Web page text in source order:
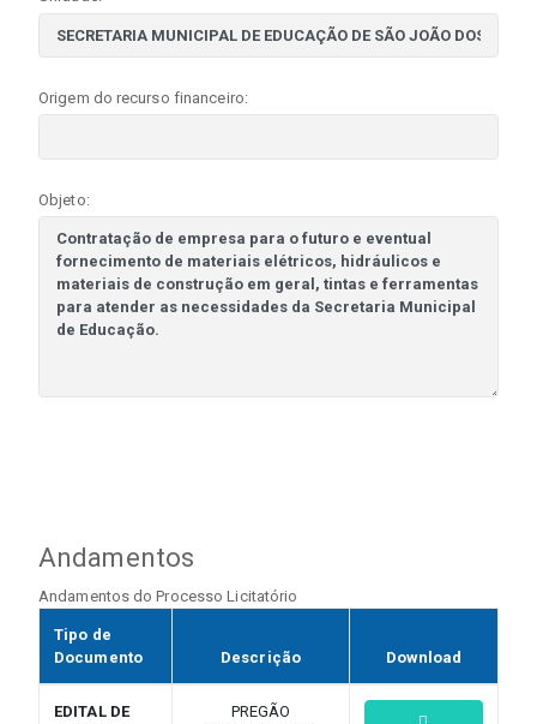
Origem do recurso financeiro:
Objeto:
Andamentos
Andamentos do Processo Licitatório
Tipo de
Documento
Descrição Download
EDITAL DE
PREGÃO